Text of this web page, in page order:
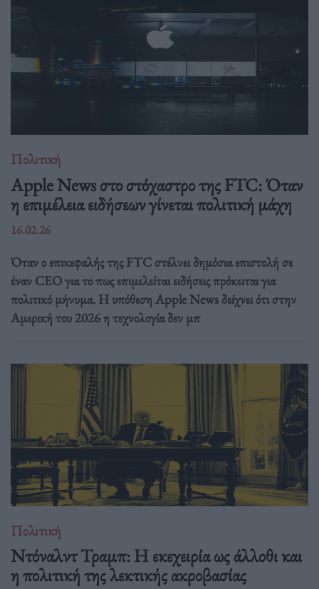
Πολιτική
Apple News στο στόχαστρο της FTC: Όταν
η επιμέλεια ειδήσεων γίνεται πολιτική μάχη
16.02.26
Όταν ο επικεφαλής της FTC στέλνει δημόσια επιστολή σε
έναν CEO για το πως επιμελείται ειδήσεις πρόκειται για
πολιτικό μήνυμα. Η υπόθεση Apple News δείχνει ότι στην
Αμερική του 2026 η τεχνολογία δεν μπ
Πολιτική
Ντόναλντ Τραμπ: Η εκεχειρία ως άλλοθι και
η πολιτική της λεκτικής ακροβασίας